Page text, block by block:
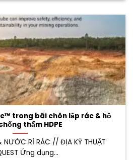
trong bãi chôn lấp rác & hồ
thấm HDPE
NƯỚC RỈ RÁC // ĐỊA KỸ THUẬT
Ứng dụng...